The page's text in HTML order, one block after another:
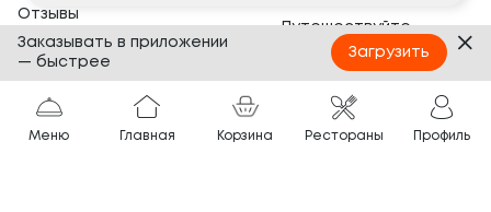
Отзывы
Банкеты
Вопросы и ответы
Путешествуйте
с ТОКИО-CITY
Партнёрам
Франшиза
Меню Главная Корзина Рестораны Профиль
Заказывать в приложении
— быстрее
Загрузить